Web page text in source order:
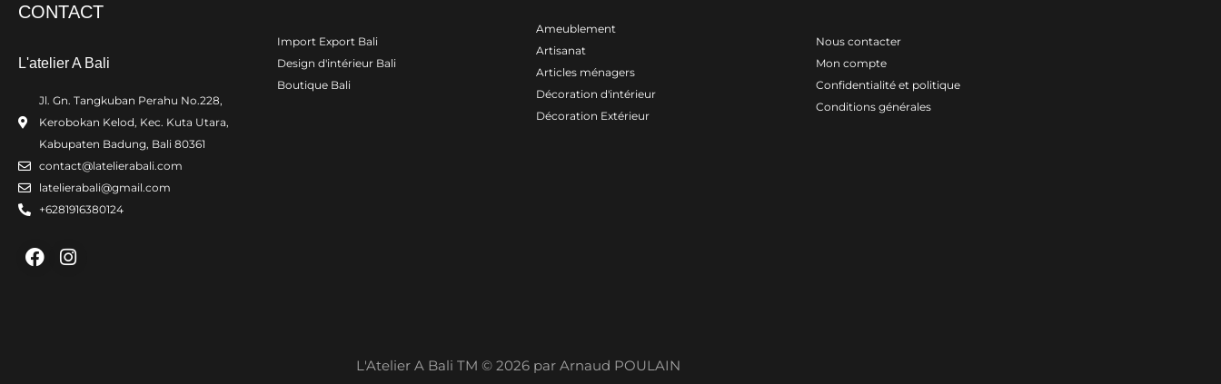
CONTACT
L'atelier A Bali
Jl. Gn. Tangkuban Perahu No.228,
Kerobokan Kelod, Kec. Kuta Utara,
Kabupaten Badung, Bali 80361
contact@latelierabali.com
latelierabali@gmail.com
+6281916380124
Facebook
Instagram
Import Export Bali
Design d'intérieur Bali
Boutique Bali
Ameublement
Artisanat
Articles ménagers
Décoration d'intérieur
Décoration Extérieur
Nous contacter
Mon compte
Confidentialité et politique
Conditions générales
L'Atelier A Bali TM © 2026 par Arnaud POULAIN